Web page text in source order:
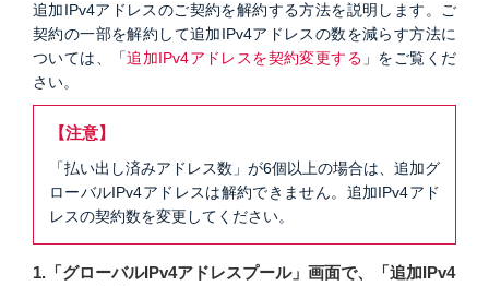
追加IPv4アドレスのご契約を解約する方法を説明します。ご
契約の一部を解約して追加IPv4アドレスの数を減らす方法に
ついては、「追加IPv4アドレスを契約変更する 」をご覧くだ
さい。
【注意】
「払い出し済みアドレス数」が6個以上の場合は、追加グ
ローバルIPv4アドレスは解約できません。追加IPv4アド
レスの契約数を変更してください。
1.「グローバルIPv4アドレスプール」画面で、「追加IPv4